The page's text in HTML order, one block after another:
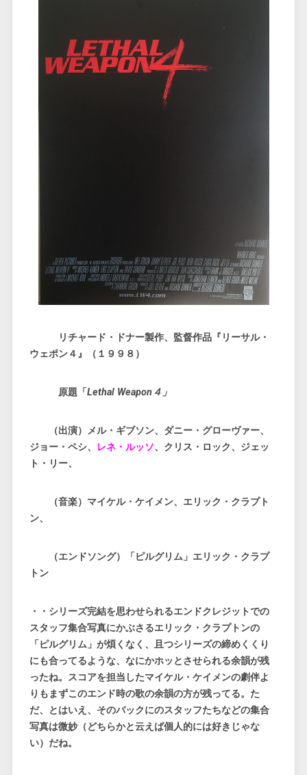
リチャード・ドナー製作、監督作品『リーサル・
ウェポン４』（１９９８）
原題「 Lethal Weapon４」
（出演）メル・ギブソン、ダニー・グローヴァー、
ジョー・ペシ、
レネ・ルッソ、クリス・ロック、ジェッ
ト・リー、
（音楽）マイケル・ケイメン、エリック・クラプト
ン、
（エンドソング）「ピルグリム」エリック・クラプ
トン
・・シリーズ完結を思わせられるエンドクレジットでの
スタッフ集合写真にかぶさるエリック・クラプトンの
「ピルグリム」が煩くなく、且つシリーズの締めくくり
にも合ってるような、 なにかホッとさせられる余韻が残
ったね。スコアを担当したマイケル・ケイメンの劇伴よ
りもまずこのエンド時の歌の余韻の方が残ってる。た
だ、とはいえ、そのバックにのスタッフたちなどの集合
写真は微妙（どちらかと云えば個人的には好きじゃな
い）だね。